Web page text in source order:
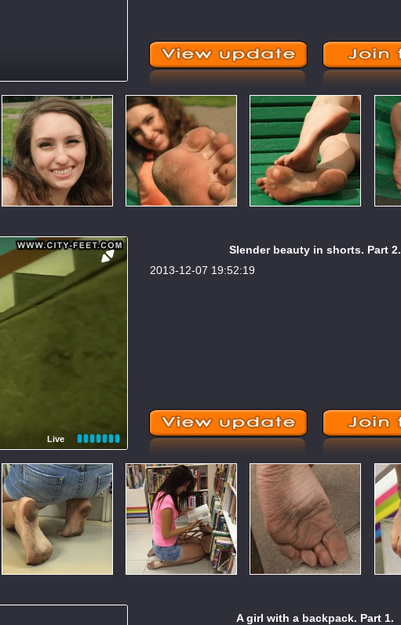
Live
Slender beauty in shorts. Part 2.
2013-12-07 19:52:19
A girl with a backpack. Part 1.